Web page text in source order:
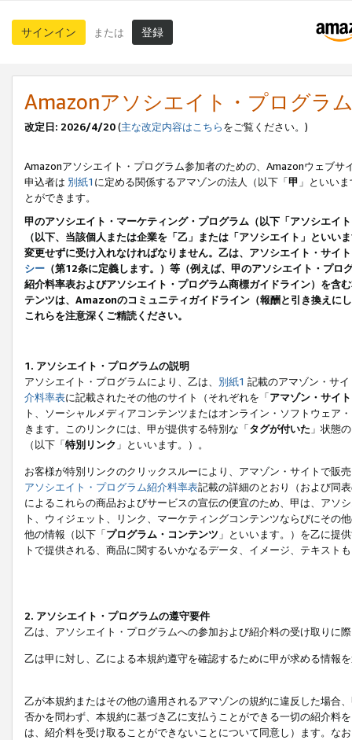
サインイン または 登録
Amazonアソシエイト・プログラ
改定日: 2026/4/20(主な改定内容はこちらをご覧ください。)
Amazonアソシエイト・プログラム参加者のための、Amazonウェブサ
申込者は 別紙1 に定める関係するアマゾンの法人（以下「甲 」といい
とができます。
甲のアソシエイト・マーケティング・プログラム（以下「アソシエイ
（以下、当該個人または企業を「乙」または「アソシエイト」とい
変更せずに受け入れなければなりません。乙は、アソシエイト・サイ
シー （第12条に定義します。）等（例えば、甲のアソシエイト・プ
紹介料率表およびアソシエイト・プログラム商標ガイドライン）を
テンツは、Amazonのコミュニティガイドライン（報酬と引き換えに
これらを注意深くご精読ください。
1. アソシエイト・プログラムの説明
アソシエイト・プログラムにより、乙は、 別紙1 記載のアマゾン・サ
介料率表に記載されたその他のサイト（それぞれを「アマゾン・サイト
ト、ソーシャルメディアコンテンツまたはオンライン・ソフトウェア
きます。このリンクには、甲が提供する特別な「タグが付いた 」状態
（以下「特別リンク 」といいます。）。
お客様が特別リンクのクリックスルーにより、アマゾン・サイトで販
アソシエイト・プログラム紹介料率表記載の詳細のとおり（および同
によるこれらの商品およびサービスの宣伝の便宜のため、甲は、アソ
ト、ウィジェット、リンク、マーケティングコンテンツならびにその
他の情報（以下「プログラム・コンテンツ 」といいます。）を乙に提
トで提供される、商品に関するいかなるデータ、イメージ、テキス
2. アソシエイト・プログラムの遵守要件
乙は、アソシエイト・プログラムへの参加および紹介料の受け取りに
乙は甲に対し、乙による本規約遵守を確認するために甲が求める情報
乙が本規約またはその他の適用されるアマゾンの規約に違反した場合
否かを問わず、本規約に基づき乙に支払うことができる一切の紹介料
は、紹介料を受け取ることができないことについて同意し）ます。な